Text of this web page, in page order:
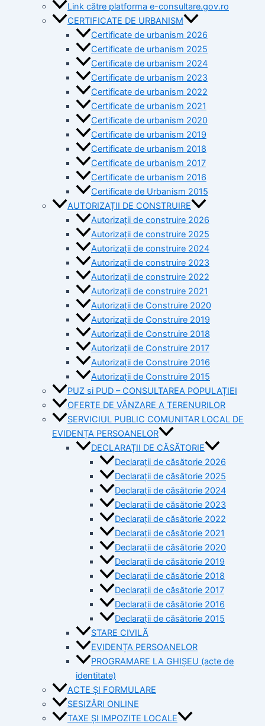
Link către platforma e-consultare.gov.ro
CERTIFICATE DE URBANISM
Certificate de urbanism 2026
Certificate de urbanism 2025
Certificate de urbanism 2024
Certificate de urbanism 2023
Certificate de urbanism 2022
Certificate de urbanism 2021
Certificate de urbanism 2020
Certificate de urbanism 2019
Certificate de urbanism 2018
Certificate de urbanism 2017
Certificate de urbanism 2016
Certificate de Urbanism 2015
AUTORIZAȚII DE CONSTRUIRE
Autorizații de construire 2026
Autorizații de construire 2025
Autorizații de construire 2024
Autorizații de construire 2023
Autorizații de construire 2022
Autorizații de construire 2021
Autorizații de Construire 2020
Autorizații de Construire 2019
Autorizaţii de Construire 2018
Autorizaţii de Construire 2017
Autorizaţii de Construire 2016
Autorizaţii de Construire 2015
PUZ si PUD – CONSULTAREA POPULAȚIEI
OFERTE DE VÂNZARE A TERENURILOR
SERVICIUL PUBLIC COMUNITAR LOCAL DE
EVIDENȚA PERSOANELOR
DECLARAȚII DE CĂSĂTORIE
Declarații de căsătorie 2026
Declarații de căsătorie 2025
Declarații de căsătorie 2024
Declarații de căsătorie 2023
Declarații de căsătorie 2022
Declarații de căsătorie 2021
Declarații de căsătorie 2020
Declarații de căsătorie 2019
Declarații de căsătorie 2018
Declarații de căsătorie 2017
Declarații de căsătorie 2016
Declarații de căsătorie 2015
STARE CIVILĂ
EVIDENȚA PERSOANELOR
PROGRAMARE LA GHIȘEU (acte de
identitate)
ACTE ȘI FORMULARE
SESIZĂRI ONLINE
TAXE ȘI IMPOZITE LOCALE